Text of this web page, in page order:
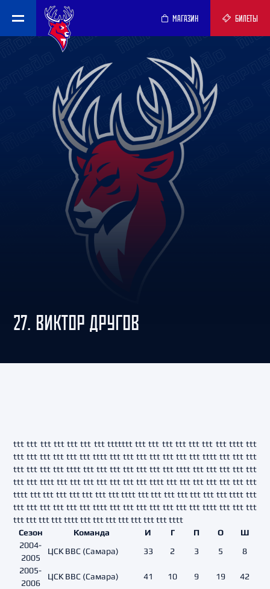
МАГАЗИН БИЛЕТЫ
27. ВИКТОР ДРУГОВ
ttt ttt ttt ttt ttt ttt ttt ttttttt ttt ttt ttt ttt ttt ttt ttt tttt ttt
ttt ttt ttt ttt ttt ttt tttt ttt ttt ttt ttt ttt ttt ttt tttt ttt ttt ttt
ttt ttt ttt ttt tttt ttt ttt ttt ttt ttt ttt ttt tttt ttt ttt ttt ttt ttt
ttt ttt tttt ttt ttt ttt ttt ttt ttt ttt tttt ttt ttt ttt ttt ttt ttt ttt
tttt ttt ttt ttt ttt ttt ttt ttt tttt ttt ttt ttt ttt ttt ttt ttt tttt ttt
ttt ttt ttt ttt ttt ttt tttt ttt ttt ttt ttt ttt ttt ttt tttt ttt ttt ttt
ttt ttt ttt ttt tttt ttt ttt ttt ttt ttt ttt ttt tttt
Сезон
Команда И Г П О
Ш
2004-
2005
ЦСК ВВС (Самара) 33 2 3 5
8
2005-
2006
ЦСК ВВС (Самара) 41 10 9 19
42